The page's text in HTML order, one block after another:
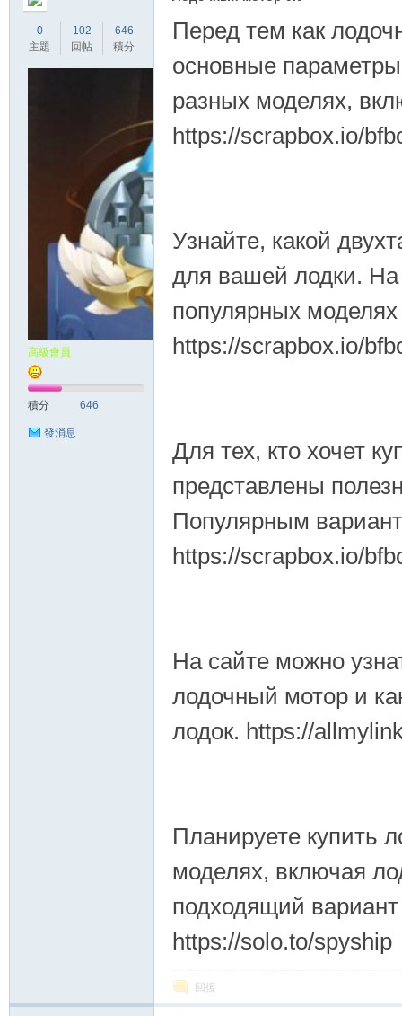
0
主題
102
回帖
646
積分
高級會員
積分 646
發消息
Перед тем как
основные
разных моделях,
https://scrapbox.io/
Узнайте, какой
для вашей лодки.
популярных моделях
https://scrapbox.io/
Для тех, кто хочет
представлены
Популярным
https://scrapbox.io/
На сайте можно
лодочный мотор и
лодок. https://
Планируете купить
моделях, включая
подходящий
https://solo.to/spyship
回復